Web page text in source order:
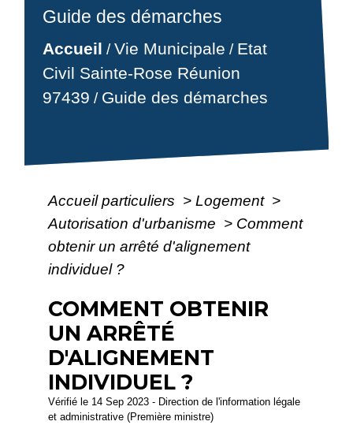
Guide des démarches
Accueil /Vie Municipale / Etat
Civil Sainte-Rose Réunion
97439 / Guide des démarches
Accueil particuliers > Logement >
Autorisation d'urbanisme > Comment
obtenir un arrêté d'alignement
individuel ?
COMMENT OBTENIR
UN ARRÊTÉ
D'ALIGNEMENT
INDIVIDUEL ?
Vérifié le 14 Sep 2023 - Direction de l'information légale
et administrative (Première ministre)